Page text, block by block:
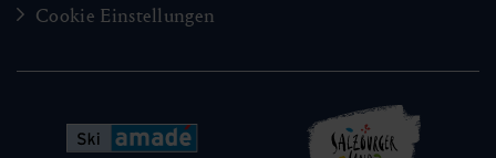
Cookie Einstellungen